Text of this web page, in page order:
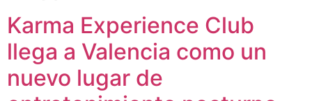
Karma Experience Club
llega a Valencia como un
nuevo lugar de